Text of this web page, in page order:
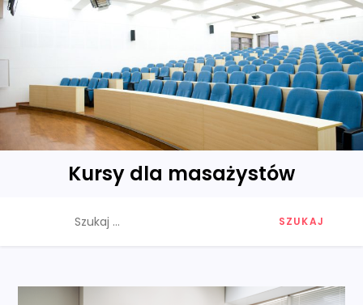
Skip
Kursy dla masażystów